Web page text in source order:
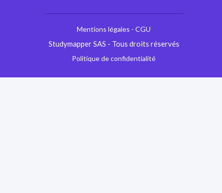
Mentions légales - CGU
Studymapper SAS - Tous droits réservés
Politique de confidentialité